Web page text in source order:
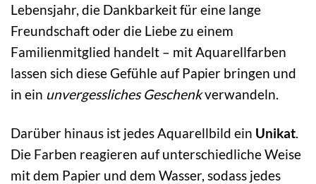
Lebensjahr, die Dankbarkeit für eine lange
Freundschaft oder die Liebe zu einem
Familienmitglied handelt – mit Aquarellfarben
lassen sich diese Gefühle auf Papier bringen und
in ein unvergessliches Geschenkverwandeln.
Darüber hinaus ist jedes Aquarellbild ein Unikat.
Die Farben reagieren auf unterschiedliche Weise
mit dem Papier und dem Wasser, sodass jedes